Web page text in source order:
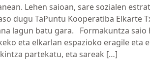
Lehen saioan, sare sozialen
dugu TaPuntu Kooperatiba Elkarte
lagun batu gara. Formakuntza saio
eta elkarlan espazioko eragile eta
partekatu, eta sareak […]